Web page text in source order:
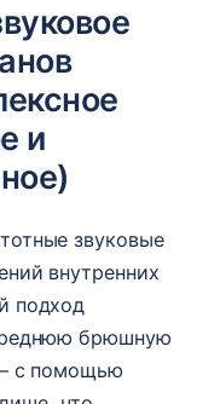
и
звуковые
внутренних
подход
брюшную
с помощью